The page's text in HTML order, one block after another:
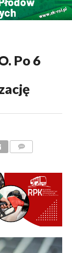
Po 6